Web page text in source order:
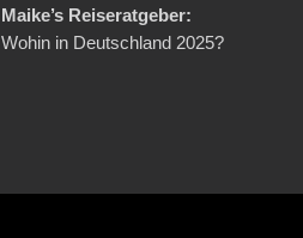
Maike’s Reiseratgeber:
Wohin in Deutschland 2025?